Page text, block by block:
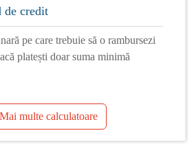
de credit
pe care trebuie să o rambursezi
platești doar suma minimă
Mai multe calculatoare